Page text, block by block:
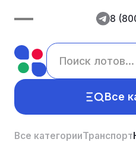
8
Все
Все категорииТранспорт